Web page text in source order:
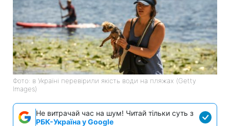
Фото: в Україні перевірили якість води на пляжах (Getty
Images)
Не витрачай час на шум! Читай тільки суть з
РБК-Україна у Google